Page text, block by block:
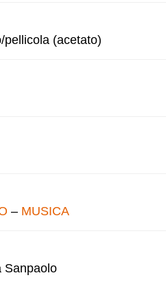
pellicola (acetato)
– MUSICA
Sanpaolo